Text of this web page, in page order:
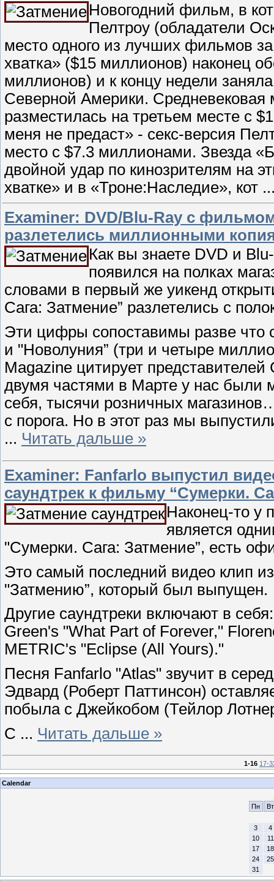
Новогодний фильм, в
Пелтроу (обладатели
место одного из лучших фильмов
хватка» ($15 миллионов) наконец
миллионов) и к концу недели
Северной Америки.
разместилась на третьем месте с
меня не предаст» - секс-версия
место с $7.3 миллионами. Звезда
двойной удар по кинозрителям на
хватке» и в «Троне:Наследие», кот
Еxaminer: DVD/Blu-Ray с
разлетелись миллионными
Как вы знаете DVD и
появился на полках
словами в первый же уикенд
Сага: Затмение” разлетелись с
Эти цифры сопоставимы разве что
и "Новолуния” (три и четыре
Magazine цитирует
двумя частями в Марте у нас были
себя, тысячи розничных
с порога. Но в этот раз мы
... Читать дальше »
Еxaminer: Fanfarlo выпустил
саундтрек к фильму “Сумерки.
Наконец-то у
является
"Сумерки. Сага: Затмение”, есть
Это самый последний видео клип
"Затмению”, который был выпущен.
Другие саундтреки включают в
Green's "What Part of Forever,"
METRIC's "Eclipse (All Yours)."
Песня Fanfarlo "Atlas" звучит в
Эдвард (Роберт Паттинсон)
побыла с Джейкобом (Тейлор
С ... Читать дальше »
1-16 17-
Calendar
Пн
Вт
3
4
10
11
17
18
24
25
31